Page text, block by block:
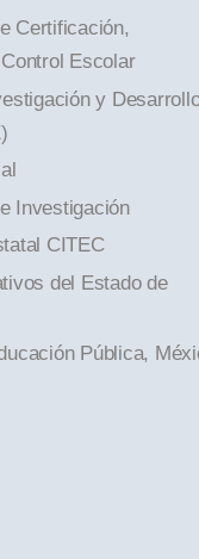
Certificación,
Escolar
y
Investigación
CITEC
del Estado de
Pública,